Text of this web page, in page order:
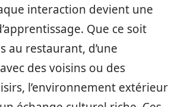
interaction devient une
Que ce soit
au restaurant, d’une
des voisins ou des
l’environnement extérieur